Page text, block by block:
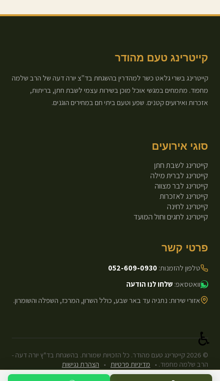
קייטרינג טעם מהודר
קייטרינג בשרי גלאט כשר למהדרין בהשגחת בד"צ יורה דעה של הרב שלמה
מחפוד. מתמחים במגשי אוכל מוכן בשירות עצמי לשבת חתן, בריתות,
אזכרות ואירועים קטנים. שפע וטעם ביתי חם במחירים הוגנים.
סוגי אירועים
קייטרינג לשבת חתן
קייטרינג לברית מילה
קייטרינג לבר מצווה
קייטרינג לאזכרות
קייטרינג לחינה
קייטרינג לחגים וחול המועד
פרטי קשר
טלפון להזמנות: 052-609-0930
וואטסאפ: שלחו לנו הודעה
אזורי שירות: נתניה עד באר שבע, כולל השרון, המרכז, השפלה והשומרון.
©
2026קייטרינג טעם מהודר. כל הזכויות שמורות. בהשגחת בד"ץ יורה דעה -
הרב שלמה מחפוד. • מדיניות פרטיות • הצהרת נגישות
עיצוב ופיתוח: Next.js Static.
♿